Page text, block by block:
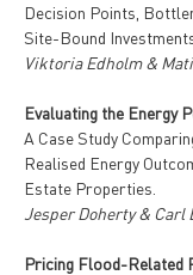
Decision Points,
Site-Bound
Viktoria Edholm &
Evaluating the Energy
A Case Study
Realised Energy
Estate Properties.
Jesper Doherty & Carl
Pricing Flood-Related